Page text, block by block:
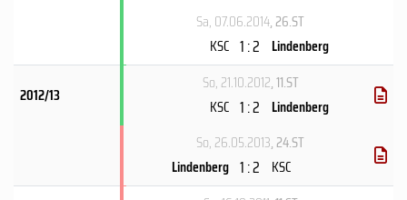
Sa, 07.06.2014, 26.ST
KSC 1 : 2 Lindenberg
2012/13
So, 21.10.2012, 11.ST
KSC 1 : 2 Lindenberg
So, 26.05.2013, 24.ST
Lindenberg 1 : 2 KSC